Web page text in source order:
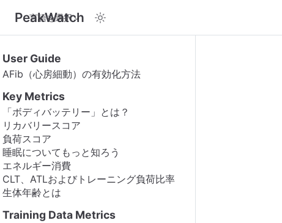
PeakWatch
言語を選択
User Guide
AFib（心房細動）の有効化方法
Key Metrics
「ボディバッテリー」とは？
リカバリースコア
負荷スコア
睡眠についてもっと知ろう
エネルギー消費
CLT、ATLおよびトレーニング負荷比率
生体年齢とは
Training Data Metrics